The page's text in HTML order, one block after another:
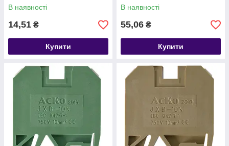
В наявності
14,51 ₴
Купити
В наявності
55,06 ₴
Купити